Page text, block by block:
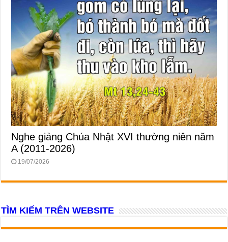
Nghe giảng Chúa Nhật XVI thường niên năm
A (2011-2026)
19/07/2026
TÌM KIẾM TRÊN WEBSITE